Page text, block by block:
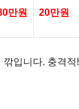
만원 20만원
깎입니다. 충격적!